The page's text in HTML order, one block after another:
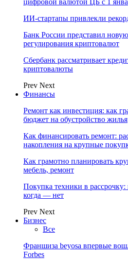
цифровой валютой ЦБ с 1
ИИ-стартапы привлекли
Банк России представил
регулирования криптовалют
Сбербанк рассматривает
криптовалюты
Prev Next
Финансы
Ремонт как инвестиция: как
бюджет на обустройство жилья
Как финансировать ремонт:
накопления на крупные
Как грамотно планировать
мебель, ремонт
Покупка техники в рассрочку:
когда — нет
Prev Next
Бизнес
Все
Франшиза beyosa впервые
Forbes